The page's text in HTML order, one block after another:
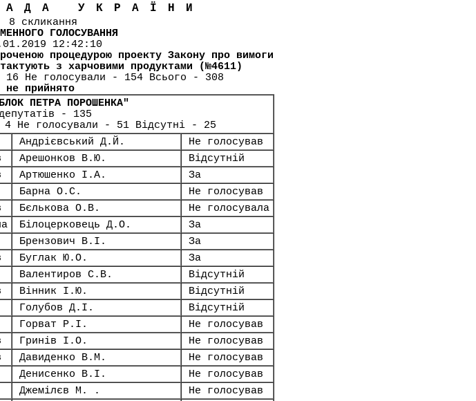
УКРАЇНИ
8 скликання
ГОЛОСУВАННЯ
12:42:10
процедурою проекту Закону про вимоги
з харчовими продуктами (№4611)
Не голосували - 154 Всього - 308
не прийнято
ПЕТРА ПОРОШЕНКА"
- 135
Не голосували - 51 Відсутні - 25
Андрієвський Д.Й.
Не голосував
Арешонков В.Ю.
Відсутній
Артюшенко І.А.
За
Барна О.С.
Не голосував
Бєлькова О.В.
Не голосувала
Білоцерковець Д.О.
За
Брензович В.І.
За
Буглак Ю.О.
За
Валентиров С.В.
Відсутній
Вінник І.Ю.
Відсутній
Голубов Д.І.
Відсутній
Горват Р.І.
Не голосував
Гринів І.О.
Не голосував
Давиденко В.М.
Не голосував
Денисенко В.І.
Не голосував
Джемілєв М. .
Не голосував